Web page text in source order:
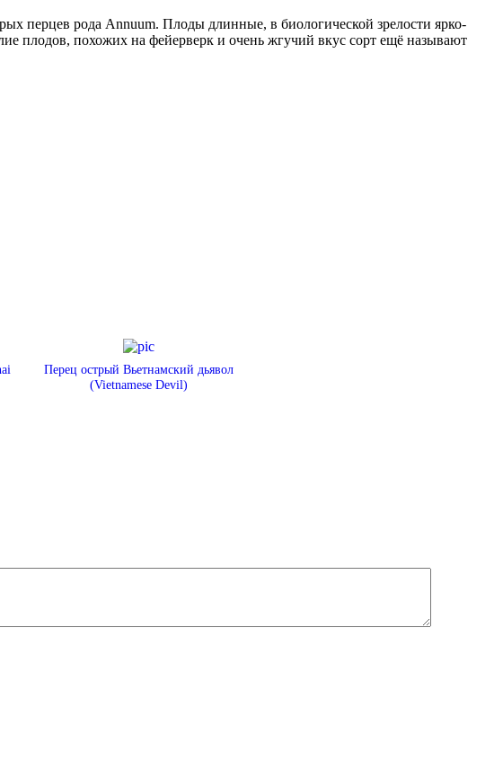
перцев рода Annuum. Плоды длинные, в биологической зрелости ярко-
плодов, похожих на фейерверк и очень жгучий вкус сорт ещё называют
Перец острый Вьетнамский дьявол
(Vietnamese Devil)